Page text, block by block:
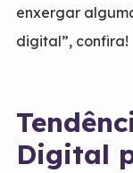
enxergar
digital”, confira!
Digital